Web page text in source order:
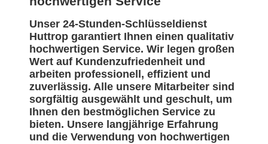
Unser 24-Stunden-Schlüsseldienst
Huttrop garantiert Ihnen einen qualitativ
hochwertigen Service. Wir legen großen
Wert auf Kundenzufriedenheit und
arbeiten professionell, effizient und
zuverlässig. Alle unsere Mitarbeiter sind
sorgfältig ausgewählt und geschult, um
Ihnen den bestmöglichen Service zu
bieten. Unsere langjährige Erfahrung
und die Verwendung von hochwertigen